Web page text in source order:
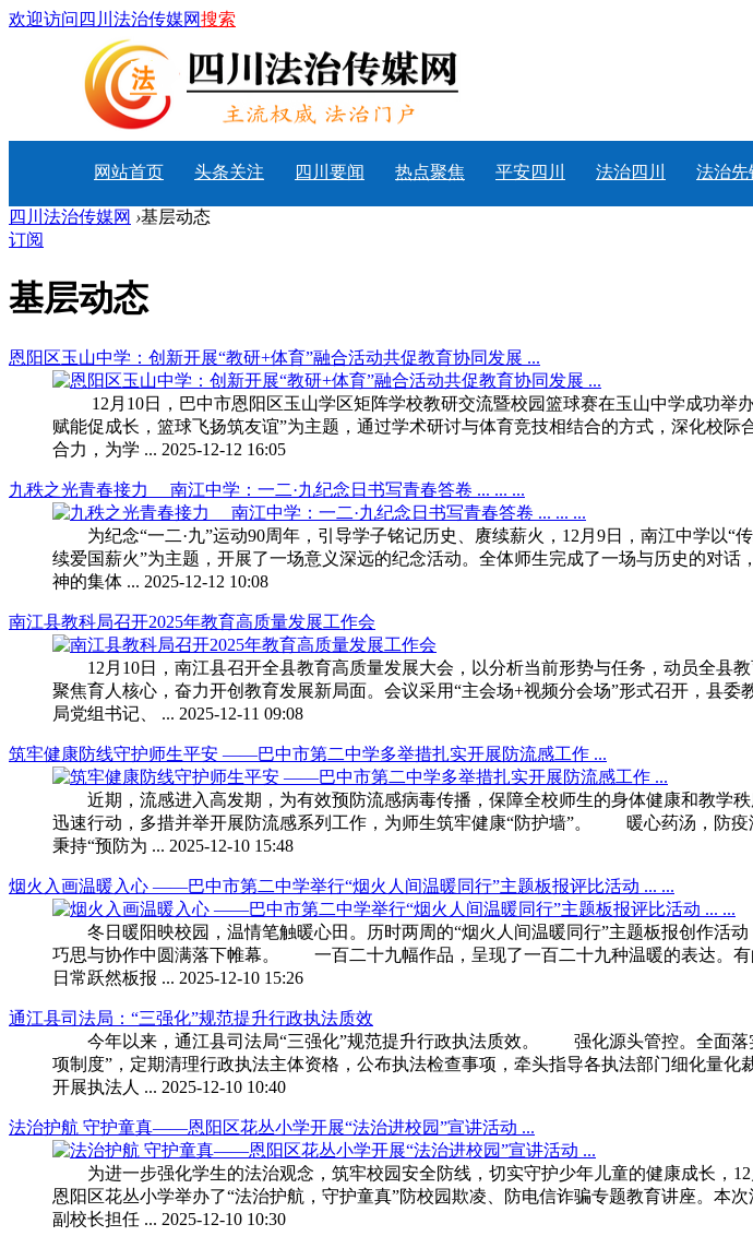
欢迎访问四川法治传媒网搜索
网站首页 头条关注 四川要闻 热点聚焦 平安四川 法治四川 法治先
四川法治传媒网 ›基层动态
订阅
基层动态
恩阳区玉山中学：创新开展“教研+体育”融合活动共促教育协同发展 ...
12月10日，巴中市恩阳区玉山学区矩阵学校教研交流暨校园篮球赛在玉山中学成功举
赋能促成长，篮球飞扬筑友谊”为主题，通过学术研讨与体育竞技相结合的方式，深化校际
合力，为学 ... 2025-12-12 16:05
九秩之光青春接力 南江中学：一二·九纪念日书写青春答卷 ... ... ...
为纪念“一二·九”运动90周年，引导学子铭记历史、赓续薪火，12月9日，南江中学以“
续爱国薪火”为主题，开展了一场意义深远的纪念活动。全体师生完成了一场与历史的对话
神的集体 ... 2025-12-12 10:08
南江县教科局召开2025年教育高质量发展工作会
12月10日，南江县召开全县教育高质量发展大会，以分析当前形势与任务，动员全县
聚焦育人核心，奋力开创教育发展新局面。会议采用“主会场+视频分会场”形式召开，县委
局党组书记、 ... 2025-12-11 09:08
筑牢健康防线守护师生平安 ——巴中市第二中学多举措扎实开展防流感工作 ...
近期，流感进入高发期，为有效预防流感病毒传播，保障全校师生的身体健康和教学秩
迅速行动，多措并举开展防流感系列工作，为师生筑牢健康“防护墙”。 暖心药汤，
秉持“预防为 ... 2025-12-10 15:48
烟火入画温暖入心 ——巴中市第二中学举行“烟火人间温暖同行”主题板报评比活动 ... ...
冬日暖阳映校园，温情笔触暖心田。历时两周的“烟火人间温暖同行”主题板报创作活动
巧思与协作中圆满落下帷幕。 一百二十九幅作品，呈现了一百二十九种温暖的表达。有
日常跃然板报 ... 2025-12-10 15:26
通江县司法局：“三强化”规范提升行政执法质效
今年以来，通江县司法局“三强化”规范提升行政执法质效。 强化源头管控。全面落
项制度”，定期清理行政执法主体资格，公布执法检查事项，牵头指导各执法部门细化量化
开展执法人 ... 2025-12-10 10:40
法治护航 守护童真——恩阳区花丛小学开展“法治进校园”宣讲活动 ...
为进一步强化学生的法治观念，筑牢校园安全防线，切实守护少年儿童的健康成长，12
恩阳区花丛小学举办了“法治护航，守护童真”防校园欺凌、防电信诈骗专题教育讲座。本
副校长担任 ... 2025-12-10 10:30